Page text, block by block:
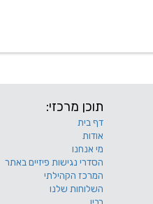
תוכן מרכזי:
דף בית
אודות
מי אנחנו
הסדרי נגישות פיזיים באתר
המרכז הקהילתי
השלוחות שלנו